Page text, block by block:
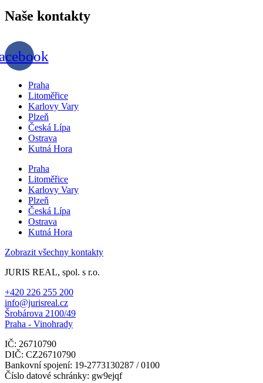
Naše kontakty
Praha
Litoměřice
Karlovy Vary
Plzeň
Česká Lípa
Ostrava
Kutná Hora
Praha
Litoměřice
Karlovy Vary
Plzeň
Česká Lípa
Ostrava
Kutná Hora
Zobrazit všechny kontakty
JURIS REAL, spol. s r.o.
+420 226 255 200
info@jurisreal.cz
Šrobárova 2100/49
Praha - Vinohrady
IČ: 26710790
DIČ: CZ26710790
Bankovní spojení: 19-2773130287 / 0100
Číslo datové schránky: gw9ejqf